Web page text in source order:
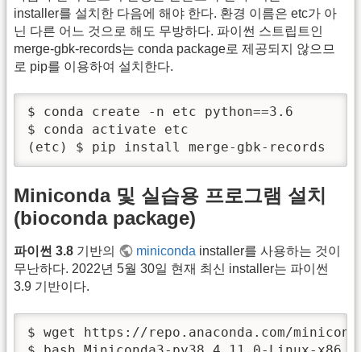
installer를 설치한 다음에 해야 한다. 환경 이름은 etc가 아
닌 다른 어느 것으로 해도 무방하다. 파이썬 스트립트인
merge-gbk-records는 conda package로 제공되지 않으므
로 pip를 이용하여 설치한다.
$ conda create -n etc python==3.6
$ conda activate etc
(etc) $ pip install merge-gbk-records
Miniconda 및 실습용 프로그램 설치
(bioconda package)
파이썬 3.8 기반의 miniconda installer를 사용하는 것이
무난하다. 2022년 5월 30일 현재 최신 installer는 파이썬
3.9 기반이다.
$ wget https://repo.anaconda.com/